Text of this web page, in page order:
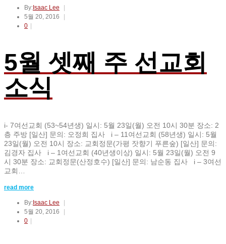
By:Isaac Lee
5월 20, 2016
0
5월 셋째 주 선교회
소식
i- 7여선교회 (53~54년생) 일시: 5월 23일(월) 오전 10시 30분 장소: 2
층 주방 [일산] 문의: 오정희 집사 i – 11여선교회 (58년생) 일시: 5월
23일(월) 오전 10시 장소: 교회정문(가평 잣향기 푸른숲) [일산] 문의:
김경자 집사 i – 1여선교회 (40년생이상) 일시: 5월 23일(월) 오전 9
시 30분 장소: 교회정문(산정호수) [일산] 문의: 남순동 집사 i – 3여선
교회…
read more
By: Isaac Lee
5월 20, 2016
0